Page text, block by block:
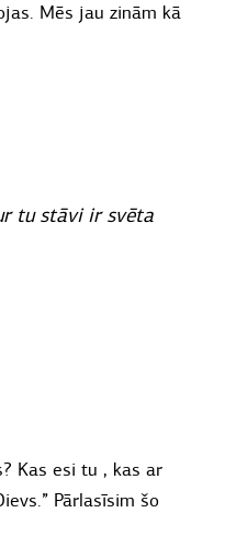
Mēs jau zinām kā
tu stāvi ir svēta
Kas esi tu , kas ar
Pārlasīsim šo